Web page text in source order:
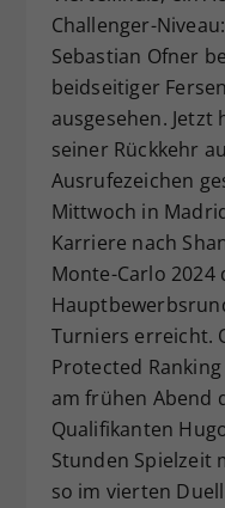
Challenger-
Sebastian Ofner
beidseitiger
ausgesehen. Jetzt
seiner Rückkehr
Ausrufezeichen
Mittwoch in
Karriere nach
Monte-Carlo 2024
Turniers erreicht.
Protected
am frühen Abend
Qualifikanten
Stunden Spielzeit
so im vierten
Dieser
hat.